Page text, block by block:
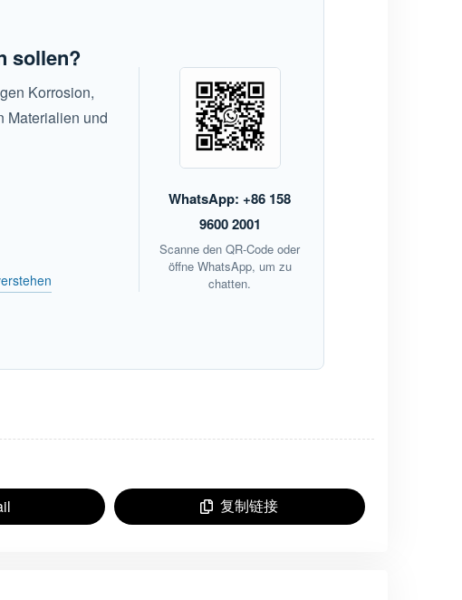
sollen?
Korrosion,
Materialien und
WhatsApp: +86 158
9600 2001
Scanne den QR-Code oder
öffne WhatsApp, um zu
chatten.
复制链接